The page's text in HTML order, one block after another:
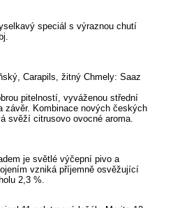
speciál s výraznou chutí
Carapils, žitný Chmely: Saaz
pitelností, vyváženou střední
závěr. Kombinace nových českých
svěží citrusovo ovocné aroma.
je světlé výčepní pivo a
vzniká příjemně osvěžující
2,3 %.